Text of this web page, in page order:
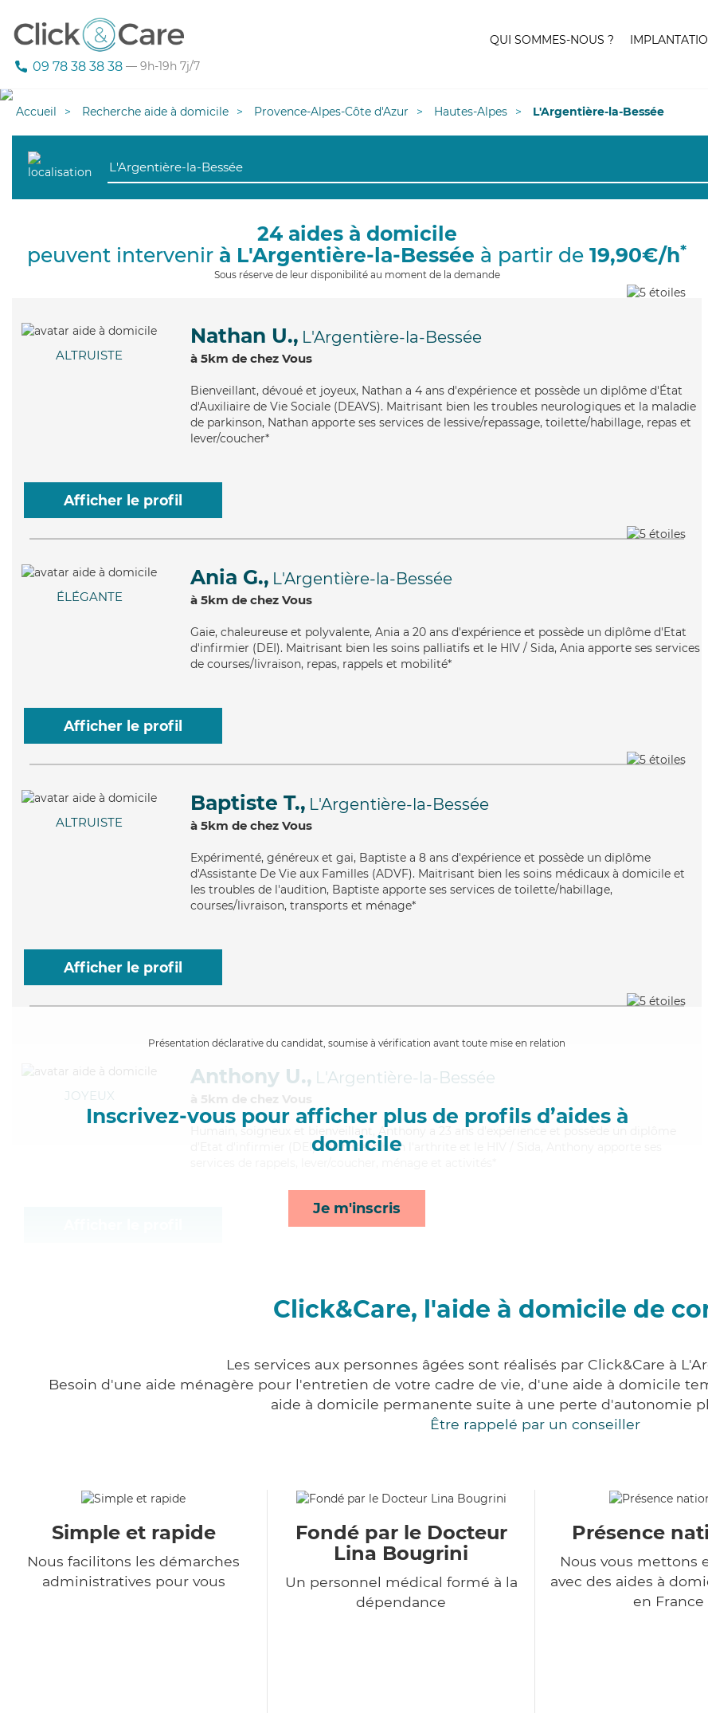
09 78 38 38 38 — 9h-19h 7j/7
QUI SOMMES-NOUS ?
Accueil Recherche aide à domicile Provence-Alpes-Côte d'Azur Hautes-Alpes L'Argentière-la-Bessée
24 aides à domicile
peuvent intervenir à L'Argentière-la-Bessée à partir de 19,90€/h*
Sous réserve de leur disponibilité au moment de la demande
ALTRUISTE
Nathan U., L'Argentière-la-Bessée
à 5km de chez Vous
Bienveillant, dévoué et joyeux, Nathan a 4 ans d'expérience et possède un diplôme d'État
d'Auxiliaire de Vie Sociale (DEAVS). Maitrisant bien les troubles neurologiques et la maladie
de parkinson, Nathan apporte ses services de lessive/repassage, toilette/habillage, repas et
lever/coucher*
Afficher le profil
ÉLÉGANTE
Ania G., L'Argentière-la-Bessée
à 5km de chez Vous
Gaie, chaleureuse et polyvalente, Ania a 20 ans d'expérience et possède un diplôme d'Etat
d'infirmier (DEI). Maitrisant bien les soins palliatifs et le HIV / Sida, Ania apporte ses services
de courses/livraison, repas, rappels et mobilité*
Afficher le profil
ALTRUISTE
Baptiste T., L'Argentière-la-Bessée
à 5km de chez Vous
Expérimenté, généreux et gai, Baptiste a 8 ans d'expérience et possède un diplôme
d'Assistante De Vie aux Familles (ADVF). Maitrisant bien les soins médicaux à domicile et
les troubles de l'audition, Baptiste apporte ses services de toilette/habillage,
courses/livraison, transports et ménage*
Afficher le profil
Présentation déclarative du candidat, soumise à vérification avant toute mise en relation
Inscrivez-vous pour afficher plus de profils d’aides à
domicile
Je m'inscris
JOYEUX
Anthony U., L'Argentière-la-Bessée
à 5km de chez Vous
, soigneux et bienveillant, Anthony a 23 ans d'expérience et possède un diplôme
d'Etat d'infirmier (DEI). Maitrisant bien l'arthrite et le HIV / Sida, Anthony apporte ses
Click&Care, l'aide à domicile de
Les services aux personnes âgées sont réalisés par Click&Care à
Besoin d'une aide ménagère pour l'entretien de votre cadre de vie, d'une aide à domicile
aide à domicile permanente suite à une perte d'autonomie
Être rappelé par un conseiller
Simple et rapide
Nous facilitons les démarches
administratives pour vous
Fondé par le Docteur
Lina Bougrini
Un personnel médical formé à la
dépendance
Présence
Nous vous mettons
avec des aides à
en France